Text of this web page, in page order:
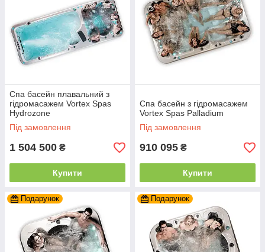
Спа басейн плавальний з
гідромасажем Vortex Spas
Hydrozone
Під замовлення
1 504 500 ₴
Купити
Спа басейн з гідромасажем
Vortex Spas Palladium
Під замовлення
910 095 ₴
Купити
Подарунок Подарунок